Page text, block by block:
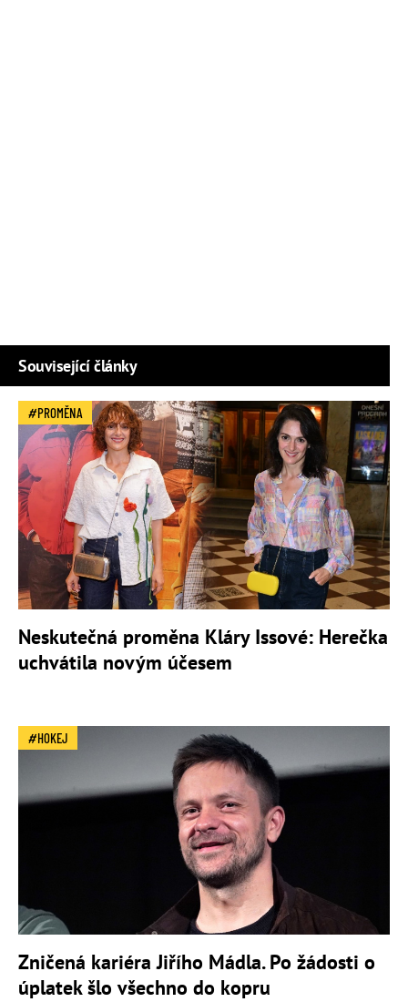
Související články
PROMĚNA
Neskutečná proměna Kláry Issové: Herečka
uchvátila novým účesem
HOKEJ
Zničená kariéra Jiřího Mádla. Po žádosti o
úplatek šlo všechno do kopru